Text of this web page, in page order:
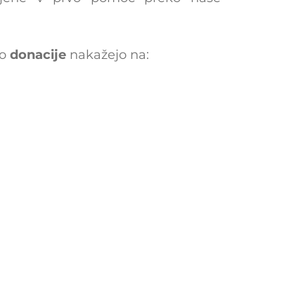
donacije nakažejo na: